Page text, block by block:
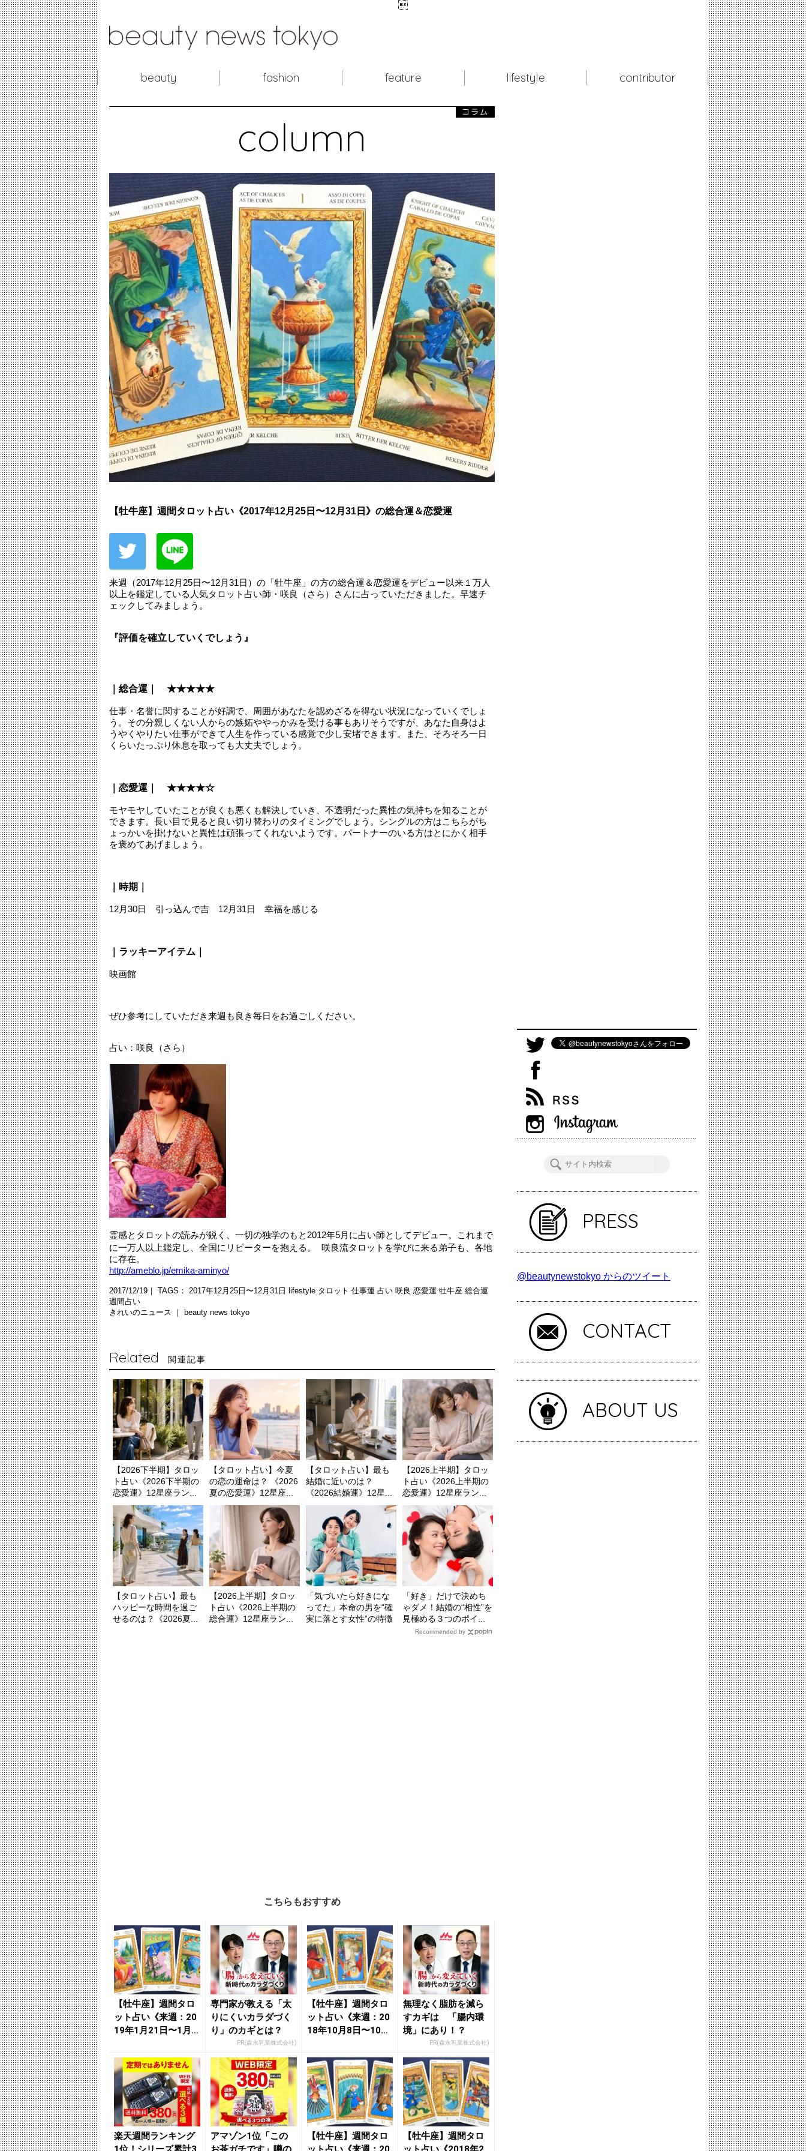

beauty fashion feature lifestyle contributor
column
コラム
【牡牛座】週間タロット占い《2017年12月25日〜12月31日》の総合運＆恋愛運
来週（2017年12月25日〜12月31日）の「牡牛座」の方の総合運＆恋愛運をデビュー以来１万人
以上を鑑定している人気タロット占い師・咲良（さら）さんに占っていただきました。早速チ
ェックしてみましょう。
『評価を確立していくでしょう』
｜総合運｜ ★★★★★
仕事・名誉に関することが好調で、周囲があなたを認めざるを得ない状況になっていくでしょ
う。その分親しくない人からの嫉妬ややっかみを受ける事もありそうですが、あなた自身はよ
うやくやりたい仕事ができて人生を作っている感覚で少し安堵できます。また、そろそろ一日
くらいたっぷり休息を取っても大丈夫でしょう。
｜恋愛運｜ ★★★★☆
モヤモヤしていたことが良くも悪くも解決していき、不透明だった異性の気持ちを知ることが
できます。長い目で見ると良い切り替わりのタイミングでしょう。シングルの方はこちらがち
ょっかいを掛けないと異性は頑張ってくれないようです。パートナーのいる方はとにかく相手
を褒めてあげましょう。
｜時期｜
12月30日 引っ込んで吉 12月31日 幸福を感じる
｜ラッキーアイテム｜
映画館
ぜひ参考にしていただき来週も良き毎日をお過ごしください。
占い：咲良（さら）
霊感とタロットの読みが鋭く、一切の独学のもと2012年5月に占い師としてデビュー。これまで
に一万人以上鑑定し、全国にリピーターを抱える。 咲良流タロットを学びに来る弟子も、各地
に存在。
http://ameblo.jp/emika-aminyo/
2017/12/19｜ TAGS： 2017年12月25日〜12月31日 lifestyle タロット 仕事運 占い 咲良 恋愛運 牡牛座 総合運
週間占い
きれいのニュース ｜ beauty news tokyo
Related 関連記事
【2026下半期】タロッ
ト占い《2026下半期の
恋愛運》12星座ラン...
【タロット占い】今夏
の恋の運命は？ 《2026
夏の恋愛運》12星座...
【タロット占い】最も
結婚に近いのは？
《2026結婚運》12星...
【2026上半期】タロッ
ト占い《2026上半期の
恋愛運》12星座ラン...
【タロット占い】最も
ハッピーな時間を過ご
せるのは？《2026夏...
【2026上半期】タロッ
ト占い《2026上半期の
総合運》12星座ラン...
「気づいたら好きにな
ってた」本命の男を“確
実に落とす女性”の特徴
「好き」だけで決めち
ゃダメ！結婚の“相性”を
見極める３つのポイ...
Recommended by
こちらもおすすめ
【牡牛座】週間タロ
ット占い《来週：20
19年1月21日〜1月2
専門家が教える「太
りにくいカラダづく
り」のカギとは？
PR(森永乳業株式会社)
【牡牛座】週間タロ
ット占い《来週：20
18年10月8日〜10月
無理なく脂肪を減ら
すカギは 「腸内環
境」にあり！？
PR(森永乳業株式会社)
楽天週間ランキング
アマゾン1位「この
【牡牛座】週間タロ
【牡牛座】週間タロ
PRESS
@beautynewstokyo からのツイート
CONTACT
ABOUT US